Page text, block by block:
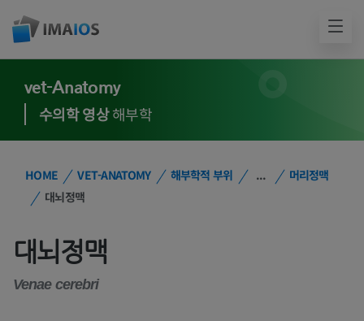
vet-Anatomy
수의학 영상해부학
HOME VET-ANATOMY 해부학적 부위 ...
머리정맥
대뇌정맥
대뇌정맥
Venae cerebri